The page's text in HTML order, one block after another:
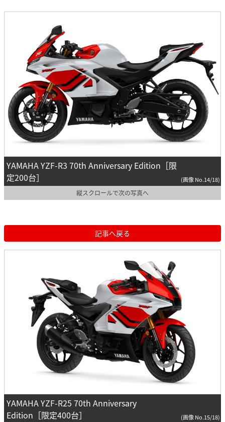
YAMAHA YZF-R3 70th Anniversary Edition［限
定200台］
(画像 No.14/18)
縦スクロールで次の写真へ
記事へ戻る
YAMAHA YZF-R25 70th Anniversary
Edition［限定400台］
(画像 No.15/18)